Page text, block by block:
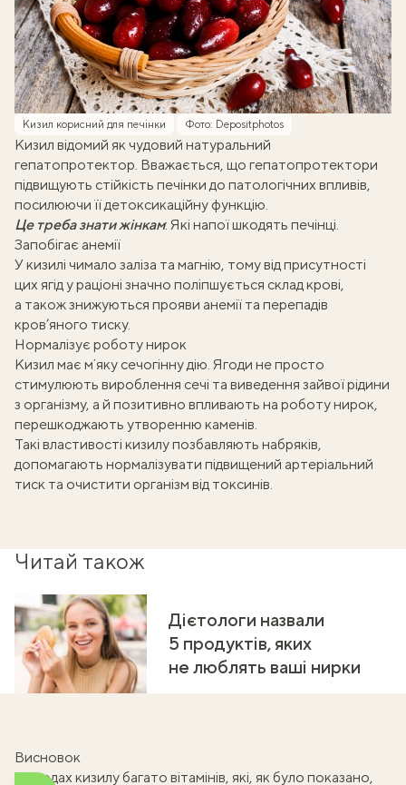
Кизил корисний для печінки Фото: Depositphotos
Кизил відомий як чудовий натуральний
гепатопротектор . Вважається, що гепатопротектори
підвищують стійкість печінки до патологічних впливів,
посилюючи її детоксикаційну функцію.
Це треба знати жінкам: Які напої шкодять печінці
Запобігає анемії
У кизилі чимало заліза та магнію, тому від присутності
цих ягід у раціоні значно поліпшується склад крові,
а також знижуються прояви анемії та перепадів
кров’яного тиску.
Нормалізує роботу нирок
Кизил має мʼяку сечогінну дію. Ягоди не просто
стимулюють вироблення сечі та виведення зайвої рідини
з організму, а й позитивно впливають на роботу нирок,
перешкоджають утворенню каменів.
Такі властивості кизилу позбавляють набряків,
допомагають нормалізувати підвищений артеріальний
тиск та очистити організм від токсинів.
Читай також
Дієтологи назвали
5 продуктів, яких
не люблять ваші нирки
Висновок
У плодах кизилу багато вітамінів, які, як було показано,